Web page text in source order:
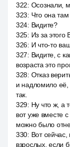
322: Осознали,
323: Что она
324: Видите?
325: Из за этого
326: И что-то
327: Видите, с
возраста это
328: Отказ
и надломило
так.
329: Ну что ж, а
вот уже вместе
можно было
330: Вот сейчас,
взрослых, если